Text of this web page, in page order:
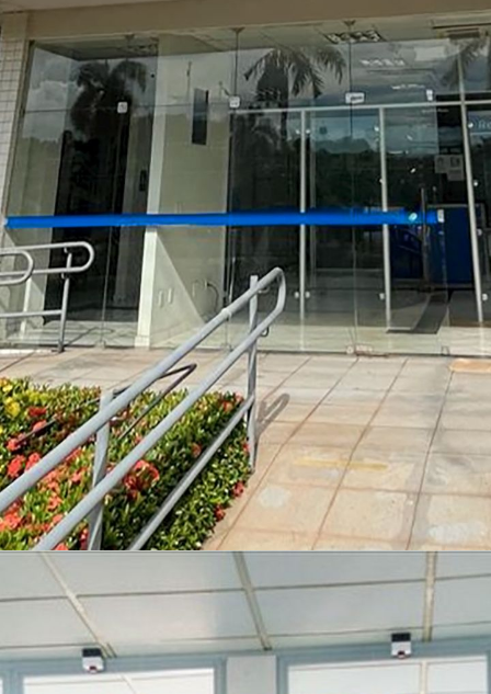
Opening https://www.acheconcursos.com.br/noticias/novo-concurso-do-inss-ganha-forca-presidente-confirma-negociacoes-com-mgi-90513?utm_source=smedia&utm_medium=web-storie&utm_campaign=90513